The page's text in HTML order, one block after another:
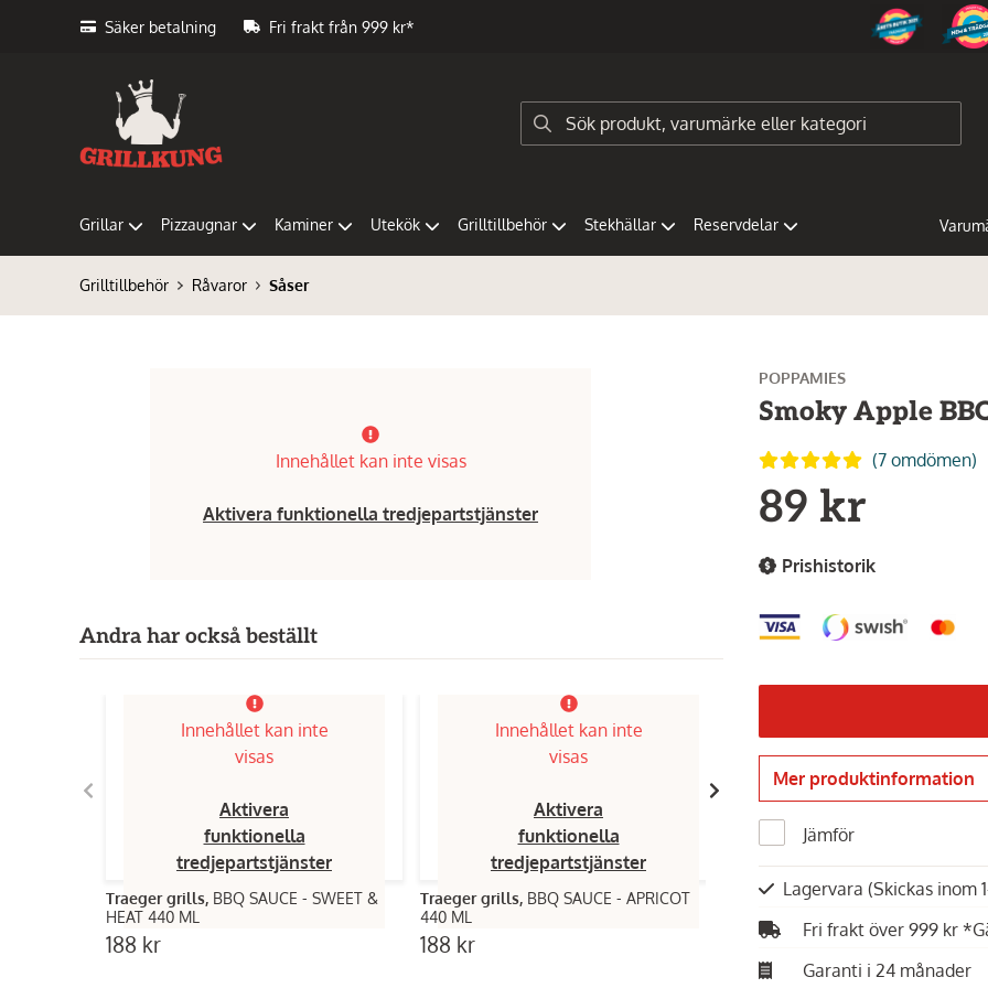
Säker betalning Fri frakt från 999 kr*
Grillar Pizzaugnar Kaminer Utekök Grilltillbehör Stekhällar Reservdelar
Grilltillbehör Råvaror Såser
Innehållet kan inte visas
Aktivera funktionella tredjepartstjänster
Andra har också beställt
Innehållet kan inte
visas
Aktivera
funktionella
tredjepartstjänster
Traeger grills, BBQ SAUCE - SWEET &
HEAT 440 ML
188 kr
Innehållet kan inte
visas
Aktivera
funktionella
tredjepartstjänster
Traeger grills, BBQ SAUCE - APRICOT
440 ML
188 kr
visas
funktionella
tredjepartstjänster
Poppamies, Cherry Cola BBQ-sås
79 kr
POPPAMIES
Smoky Apple
(7 omdömen)
89 kr
Prishistorik
Mer produktinformation
Jämför
Lagervara (Skickas inom
Fri frakt över 999 kr
Garanti i 24 månader